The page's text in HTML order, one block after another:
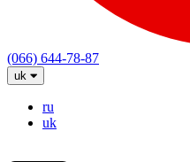
(066) 644-78-87
uk
ru
uk